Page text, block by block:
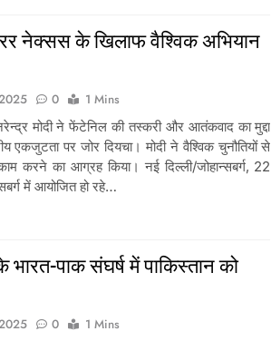
नेक्सस के खिलाफ वैश्विक अभियान
0
1 Mins
मोदी ने फेंटेनिल की तस्करी और आतंकवाद का मुद्दा
एकजुटता पर जोर दियचा। मोदी ने वैश्विक चुनौतियों से
करने का आग्रह किया। नई दिल्ली/जोहान्सबर्ग, 22
में आयोजित हो रहे…
भारत-पाक संघर्ष में पाकिस्तान को
0
1 Mins